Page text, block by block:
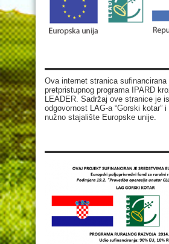
Ova internet stranica
pretpristupnog programa IPARD
LEADER. Sadržaj ove stranice je
odgovornost LAG-a “Gorski kotar”
nužno stajalište Europske unije.